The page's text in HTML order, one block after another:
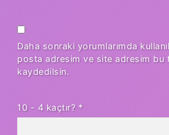
Daha sonraki yorumlarımda
posta adresim ve site adresim bu
kaydedilsin.
10 - 4 kaçtır? *